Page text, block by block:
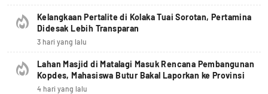
Kelangkaan Pertalite di Kolaka Tuai Sorotan, Pertamina
Didesak Lebih Transparan
3 hari yang lalu
Lahan Masjid di Matalagi Masuk Rencana Pembangunan
Kopdes, Mahasiswa Butur Bakal Laporkan ke Provinsi
4 hari yang lalu